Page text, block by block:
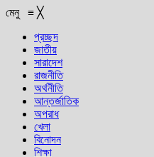
মেনু ≡ ╳
প্রচ্ছদ
জাতীয়
সারাদেশ
রাজনীতি
অর্থনীতি
আন্তর্জাতিক
অপরাধ
খেলা
বিনোদন
শিক্ষা